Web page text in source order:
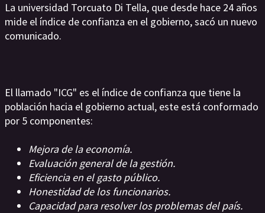
La universidad Torcuato Di Tella, que desde hace 24 años
mide el índice de confianza en el gobierno, sacó un nuevo
comunicado.
El llamado "ICG" es el índice de confianza que tiene la
población hacia el gobierno actual, este está conformado
por 5 componentes:
Mejora de la economía.
Evaluación general de la gestión.
Eficiencia en el gasto público.
Honestidad de los funcionarios.
Capacidad para resolver los problemas del país.